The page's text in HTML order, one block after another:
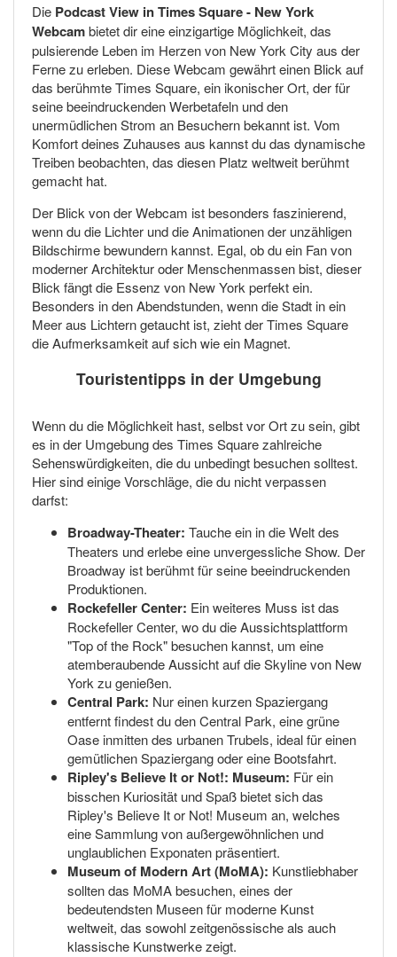
Die Podcast View in Times Square - New York
Webcambietet dir eine einzigartige Möglichkeit, das
pulsierende Leben im Herzen von New York City aus der
Ferne zu erleben. Diese Webcam gewährt einen Blick auf
das berühmte Times Square, ein ikonischer Ort, der für
seine beeindruckenden Werbetafeln und den
unermüdlichen Strom an Besuchern bekannt ist. Vom
Komfort deines Zuhauses aus kannst du das dynamische
Treiben beobachten, das diesen Platz weltweit berühmt
gemacht hat.
Der Blick von der Webcam ist besonders faszinierend,
wenn du die Lichter und die Animationen der unzähligen
Bildschirme bewundern kannst. Egal, ob du ein Fan von
moderner Architektur oder Menschenmassen bist, dieser
Blick fängt die Essenz von New York perfekt ein.
Besonders in den Abendstunden, wenn die Stadt in ein
Meer aus Lichtern getaucht ist, zieht der Times Square
die Aufmerksamkeit auf sich wie ein Magnet.
Touristentipps in der Umgebung
Wenn du die Möglichkeit hast, selbst vor Ort zu sein, gibt
es in der Umgebung des Times Square zahlreiche
Sehenswürdigkeiten, die du unbedingt besuchen solltest.
Hier sind einige Vorschläge, die du nicht verpassen
darfst:
Broadway-Theater: Tauche ein in die Welt des
Theaters und erlebe eine unvergessliche Show. Der
Broadway ist berühmt für seine beeindruckenden
Produktionen.
Rockefeller Center: Ein weiteres Muss ist das
Rockefeller Center, wo du die Aussichtsplattform
"Top of the Rock" besuchen kannst, um eine
atemberaubende Aussicht auf die Skyline von New
York zu genießen.
Central Park: Nur einen kurzen Spaziergang
entfernt findest du den Central Park, eine grüne
Oase inmitten des urbanen Trubels, ideal für einen
gemütlichen Spaziergang oder eine Bootsfahrt.
Ripley's Believe It or Not!: Museum: Für ein
bisschen Kuriosität und Spaß bietet sich das
Ripley's Believe It or Not! Museum an, welches
eine Sammlung von außergewöhnlichen und
unglaublichen Exponaten präsentiert.
Museum of Modern Art (MoMA): Kunstliebhaber
sollten das MoMA besuchen, eines der
bedeutendsten Museen für moderne Kunst
weltweit, das sowohl zeitgenössische als auch
klassische Kunstwerke zeigt.